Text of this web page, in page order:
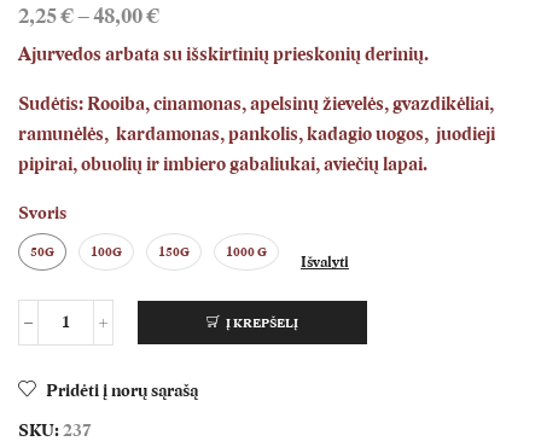
2,25€–48,00€Price
range:
2,25 €
through
48,00 €
Ajurvedos arbata su išskirtinių prieskonių derinių.
Sudėtis: Rooiba, cinamonas, apelsinų žievelės, gvazdikėliai,
ramunėlės, kardamonas, pankolis, kadagio uogos, juodieji
pipirai, obuolių ir imbiero gabaliukai, aviečių lapai.
Svoris
50G 100G 150G 1000 G
Išvalyti
produkto
Ajurvedos
,,Moterims"
Į KREPŠELĮ
Pridėti į norų sąrašą
SKU:237